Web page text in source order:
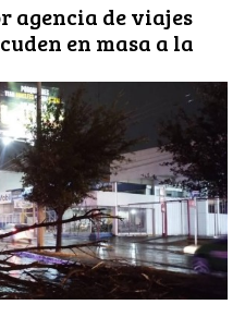
agencia de viajes
en masa a la